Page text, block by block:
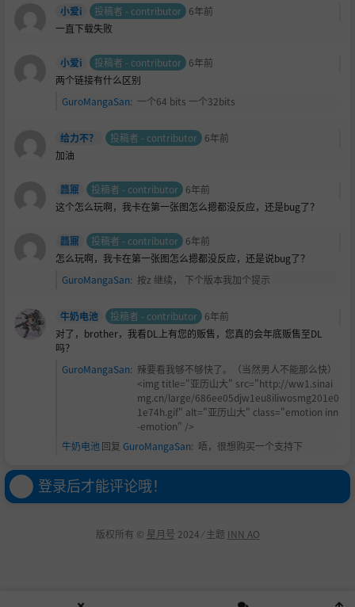
小爱i 投稿者 - contributor 6年前
一直下载失败
小爱i 投稿者 - contributor 6年前
两个链接有什么区别
GuroMangaSan: 一个64 bits 一个32bits
给力不？ 投稿者 - contributor 6年前
加油
龘鼏 投稿者 - contributor 6年前
这个怎么玩啊，我卡在第一张图怎么摁都没反应，还是bug了？
龘鼏 投稿者 - contributor 6年前
怎么玩啊，我卡在第一张图怎么摁都没反应，还是说bug了？
GuroMangaSan: 按z 继续， 下个版本我加个提示
牛奶电池 投稿者 - contributor 6年前
对了，brother，我看DL上有您的贩售，您真的会年底贩售至DL
吗？
GuroMangaSan: 辣要看我够不够快了。（当然男人不能那么快）
<img title="亚历山大" src="http://ww1.sinai
mg.cn/large/686ee05djw1eu8iliwosmg201e0
1e74h.gif" alt="亚历山大" class="emotion inn
-emotion" />
牛奶电池 回复 GuroMangaSan: 唔，很想购买一个支持下
登录后才能评论哦！
版权所有 © 星月号 2024 ⁄ 主题 INN AO